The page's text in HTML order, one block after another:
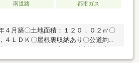
南道路
都市ガス
月築〇土地面積：１２０．０２㎡〇
４ＬＤＫ〇屋根裏収納あり〇公道約
猪方3丁目店……約110m和泉多摩川駅